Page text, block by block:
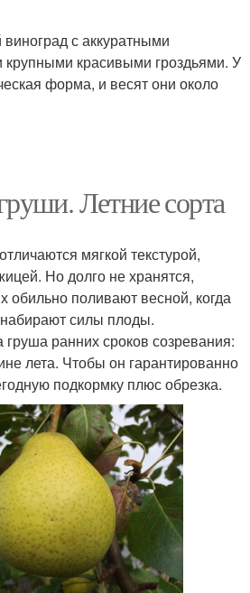
с аккуратными
красивыми гроздьями. У
форма, и весят они около
Летние сорта
мягкой текстурой,
Но долго не хранятся,
обильно поливают весной, когда
силы плоды.
груша ранних сроков созревания:
лета. Чтобы он гарантированно
подкормку плюс обрезка.